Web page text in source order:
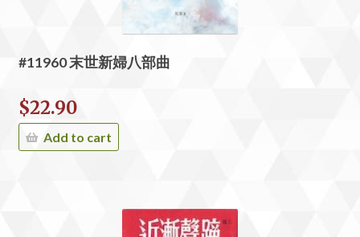
#11960 末世新婦八部曲
$22.90
Add to cart